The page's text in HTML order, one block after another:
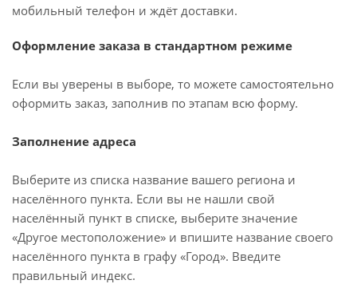
мобильный телефон и ждёт доставки.
Оформление заказа в стандартном режиме
Если вы уверены в выборе, то можете самостоятельно
оформить заказ, заполнив по этапам всю форму.
Заполнение адреса
Выберите из списка название вашего региона и
населённого пункта. Если вы не нашли свой
населённый пункт в списке, выберите значение
«Другое местоположение» и впишите название своего
населённого пункта в графу «Город». Введите
правильный индекс.